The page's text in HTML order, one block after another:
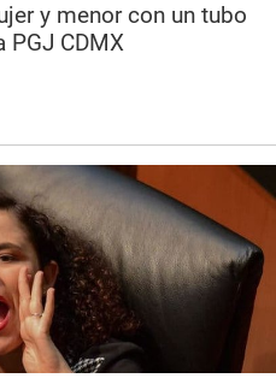
y menor con un tubo
PGJ CDMX